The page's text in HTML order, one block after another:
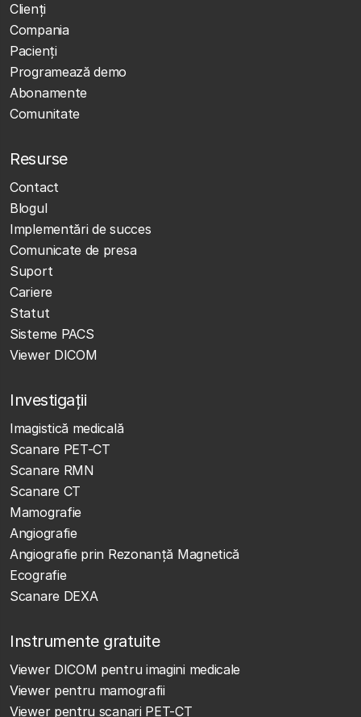
Clienţi
Compania
Pacienți
Programează demo
Abonamente
Comunitate
Resurse
Contact
Blogul
Implementări de succes
Comunicate de presa
Suport
Cariere
Statut
Sisteme PACS
Viewer DICOM
Investigații
Imagistică medicală
Scanare PET-CT
Scanare RMN
Scanare CT
Mamografie
Angiografie
Angiografie prin Rezonanță Magnetică
Ecografie
Scanare DEXA
Instrumente gratuite
Viewer DICOM pentru imagini medicale
Viewer pentru mamografii
Viewer pentru scanari PET-CT